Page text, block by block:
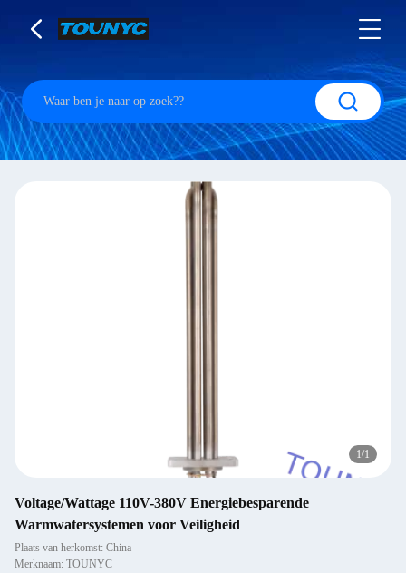
1/1
Voltage/Wattage 110V-380V Energiebesparende
Warmwatersystemen voor Veiligheid
Plaats van herkomst: China
Merknaam: TOUNYC